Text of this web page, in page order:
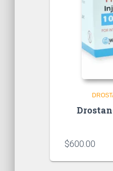
$600.00